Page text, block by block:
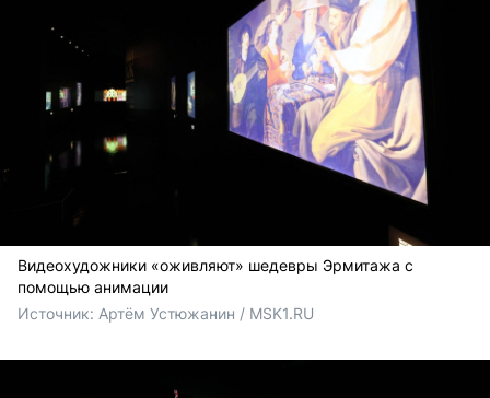
Видеохудожники «оживляют» шедевры Эрмитажа с
помощью анимации
Источник: Артём Устюжанин / MSK1.RU